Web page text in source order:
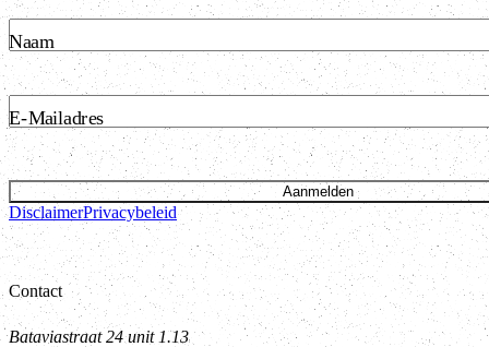
Naam
E-Mailadres
Aanmelden
DisclaimerPrivacybeleid
Contact
Bataviastraat 24 unit 1.13